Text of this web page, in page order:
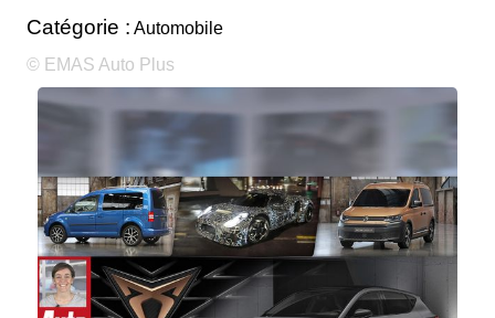
Catégorie : Automobile
© EMAS Auto Plus